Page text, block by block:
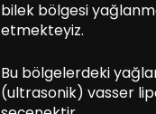
bilek bölgesi
etmekteyiz.
Bu bölgelerdeki
(ultrasonik) vasser